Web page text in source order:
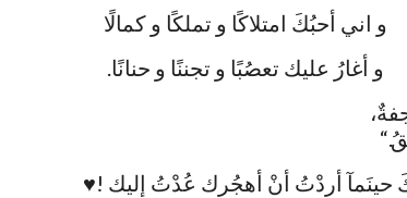
و اني أحبُكَ امتلاكًا و تملكًا و كمالًا
‏و أغارُ عليك تعصُبًا و تجننًا و حنانًا.
حينَمآ أردْتُ أنْ أهجُرك عُدْتُ إليك !♥️